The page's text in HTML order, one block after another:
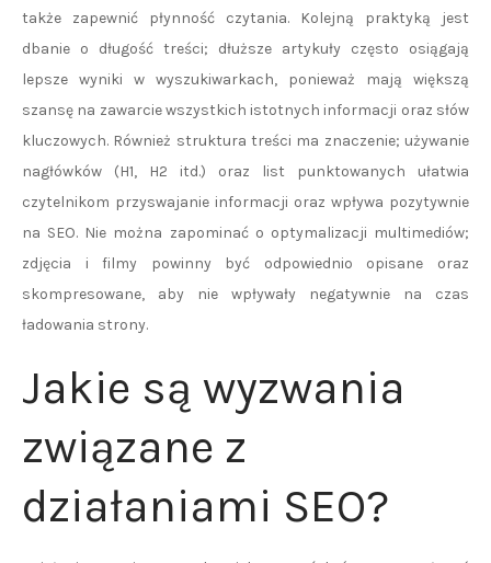
także zapewnić płynność czytania. Kolejną praktyką jest
dbanie o długość treści; dłuższe artykuły często osiągają
lepsze wyniki w wyszukiwarkach, ponieważ mają większą
szansę na zawarcie wszystkich istotnych informacji oraz słów
kluczowych. Również struktura treści ma znaczenie; używanie
nagłówków (H1, H2 itd.) oraz list punktowanych ułatwia
czytelnikom przyswajanie informacji oraz wpływa pozytywnie
na SEO. Nie można zapominać o optymalizacji multimediów;
zdjęcia i filmy powinny być odpowiednio opisane oraz
skompresowane, aby nie wpływały negatywnie na czas
ładowania strony.
Jakie są wyzwania
związane z
działaniami SEO?